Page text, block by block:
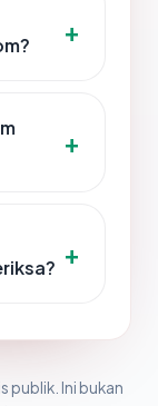
publik. Ini bukan